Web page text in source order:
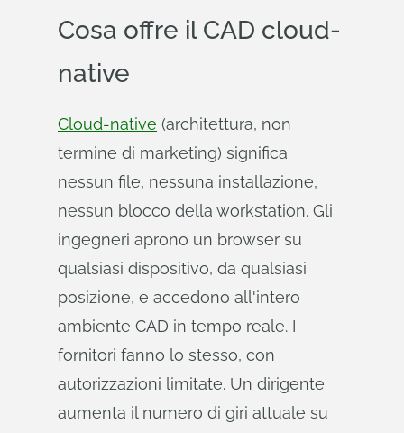
Cosa offre il CAD cloud-
native
Cloud-native (architettura, non
termine di marketing) significa
nessun file, nessuna installazione,
nessun blocco della workstation. Gli
ingegneri aprono un browser su
qualsiasi dispositivo, da qualsiasi
posizione, e accedono all'intero
ambiente CAD in tempo reale. I
fornitori fanno lo stesso, con
autorizzazioni limitate. Un dirigente
aumenta il numero di giri attuale su